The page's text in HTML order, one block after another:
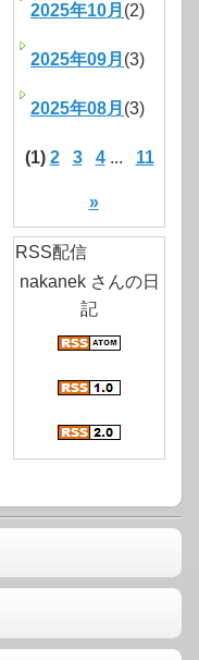
2025年10月 (2)
2025年09月 (3)
2025年08月 (3)
(1) 2 3 4... 11
»
RSS配信
nakanek さんの日
記